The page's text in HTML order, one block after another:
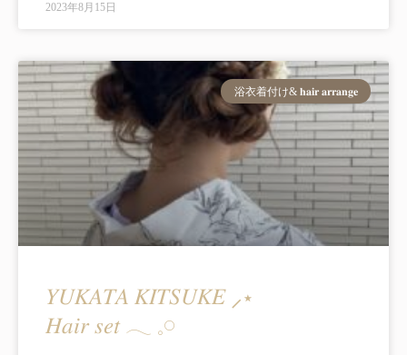
2023年8月15日
浴衣着付け& 𝐡𝐚𝐢𝐫 𝐚𝐫𝐫𝐚𝐧𝐠𝐞
𝑌𝑈𝐾𝐴𝑇𝐴 𝐾𝐼𝑇𝑆𝑈𝐾𝐸 ⸝⋆
𝐻𝑎𝑖𝑟 𝑠𝑒𝑡 𓂃 𓈒𓏸